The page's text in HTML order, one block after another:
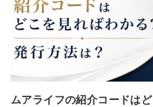
ムアライフの紹介コードは